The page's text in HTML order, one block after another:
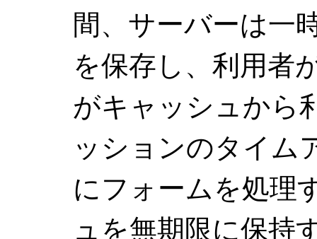
間、サーバーは一
を保存し、利用者
がキャッシュから
ッションのタイム
にフォームを処理
ュを無期限に保持